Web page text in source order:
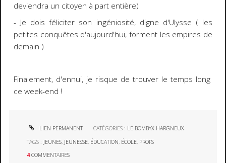
deviendra un citoyen à part entière)
- Je dois féliciter son ingéniosité, digne d'Ulysse ( les
petites conquêtes d'aujourd'hui, forment les empires de
demain )
Finalement, d'ennui, je risque de trouver le temps long
ce week-end !
LIEN PERMANENT CATÉGORIES : LE BOMBYX HARGNEUX
TAGS : JEUNES, JEUNESSE, ÉDUCATION, ÉCOLE, PROFS
4 COMMENTAIRES